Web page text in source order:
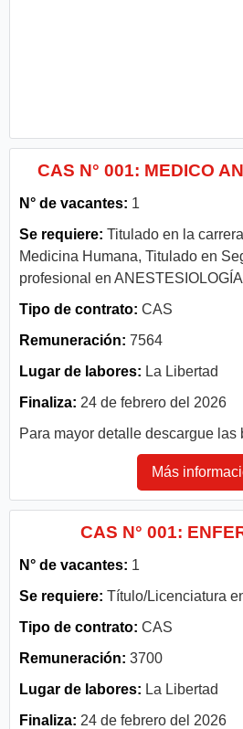
CAS N° 001: MEDICO
N° de vacantes: 1
Se requiere: Titulado en la
Medicina Humana, Titulado en
profesional en ANESTESIOLOGÍA
Tipo de contrato: CAS
Remuneración: 7564
Lugar de labores: La Libertad
Finaliza: 24 de febrero del 2026
Para mayor detalle descargue las
Más
CAS N° 001:
N° de vacantes: 1
Se requiere: Título/Licenciatura
Tipo de contrato: CAS
Remuneración: 3700
Lugar de labores: La Libertad
Finaliza: 24 de febrero del 2026